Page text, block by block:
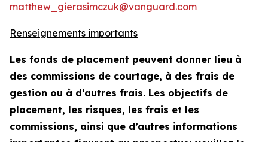
matthew_gierasimczuk@vanguard.com
Renseignements importants
Les fonds de placement peuvent donner lieu à
des commissions de courtage, à des frais de
gestion ou à d’autres frais. Les objectifs de
placement, les risques, les frais et les
commissions, ainsi que d’autres informations